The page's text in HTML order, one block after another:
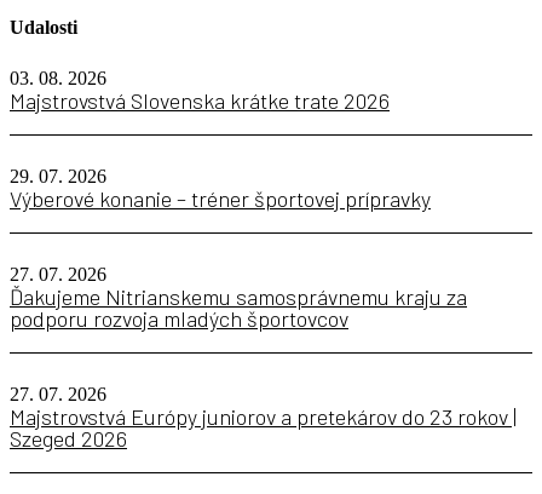
Udalosti
03. 08. 2026
Majstrovstvá Slovenska krátke trate 2026
29. 07. 2026
Výberové konanie – tréner športovej prípravky
27. 07. 2026
Ďakujeme Nitrianskemu samosprávnemu kraju za
podporu rozvoja mladých športovcov
27. 07. 2026
Majstrovstvá Európy juniorov a pretekárov do 23 rokov |
Szeged 2026